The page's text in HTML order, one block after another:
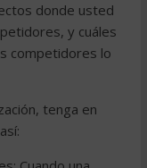
donde usted
y cuáles
competidores lo
tenga en